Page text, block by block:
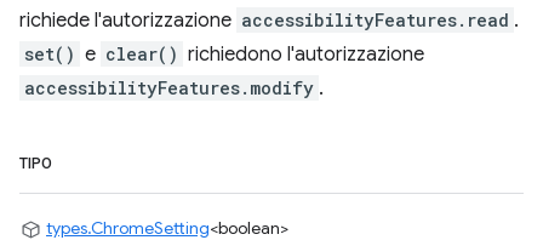
richiede l'autorizzazione accessibilityFeatures.read .
set() e clear() richiedono l'autorizzazione
accessibilityFeatures.modify .
TIPO
types.ChromeSetting<boolean>